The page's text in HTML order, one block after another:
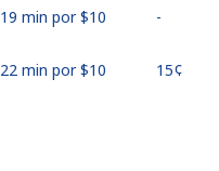
19 min por ⁦$10⁩ -
22 min por ⁦$10⁩ ⁦15¢⁩